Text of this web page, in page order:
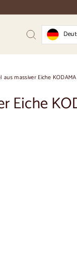
Suchen
aus massiver Eiche
Eiche